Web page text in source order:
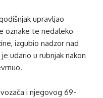
upravljao
oznake te nedaleko
izgubio nadzor nad
udario u rubnjak nakon
i njegovog 69-